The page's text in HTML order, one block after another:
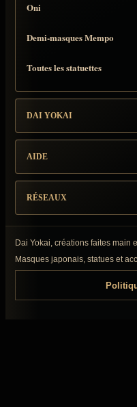
Oni
Demi-masques Mempo
Toutes les statuettes
DAI YOKAI
AIDE
RÉSEAUX
Dai Yokai, créations faites main
Masques japonais, statues et